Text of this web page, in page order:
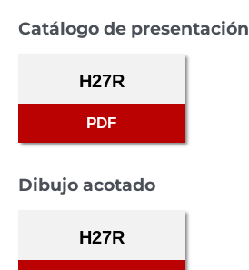
Catálogo de presentación
H27R
PDF
Dibujo acotado
H27R